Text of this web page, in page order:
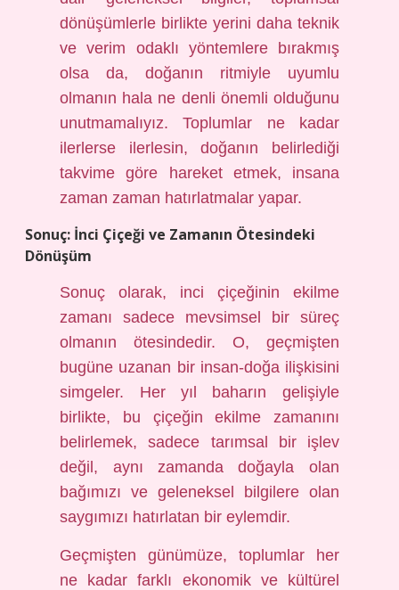
dönüşümlerle birlikte yerini daha teknik
ve verim odaklı yöntemlere bırakmış
olsa da, doğanın ritmiyle uyumlu
olmanın hala ne denli önemli olduğunu
unutmamalıyız. Toplumlar ne kadar
ilerlerse ilerlesin, doğanın belirlediği
takvime göre hareket etmek, insana
zaman zaman hatırlatmalar yapar.
Sonuç: İnci Çiçeği ve Zamanın Ötesindeki
Dönüşüm
Sonuç olarak, inci çiçeğinin ekilme
zamanı sadece mevsimsel bir süreç
olmanın ötesindedir. O, geçmişten
bugüne uzanan bir insan-doğa ilişkisini
simgeler. Her yıl baharın gelişiyle
birlikte, bu çiçeğin ekilme zamanını
belirlemek, sadece tarımsal bir işlev
değil, aynı zamanda doğayla olan
bağımızı ve geleneksel bilgilere olan
saygımızı hatırlatan bir eylemdir.
Geçmişten günümüze, toplumlar her
ne kadar farklı ekonomik ve kültürel